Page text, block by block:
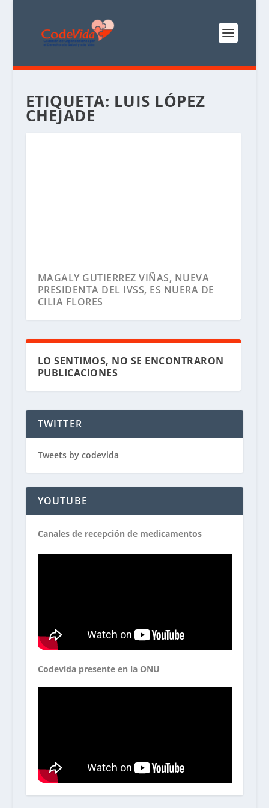
ETIQUETA: LUIS LÓPEZ
CHEJADE
MAGALY GUTIERREZ VIÑAS, NUEVA
PRESIDENTA DEL IVSS, ES NUERA DE
CILIA FLORES
LO SENTIMOS, NO SE ENCONTRARON
PUBLICACIONES
TWITTER
Tweets by codevida
YOUTUBE
Canales de recepción de medicamentos
Codevida presente en la ONU